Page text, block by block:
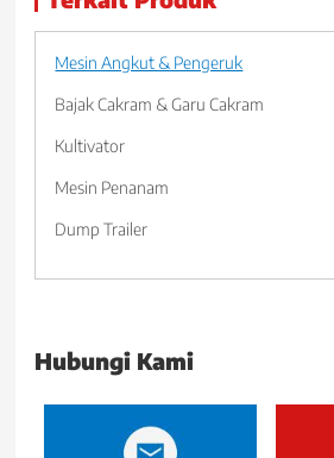
Mesin Angkut & Pengeruk
Bajak Cakram & Garu Cakram
Kultivator
Mesin Penanam
Dump Trailer
Hubungi Kami